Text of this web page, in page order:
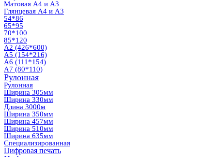
Матовая А4 и А3
Глянцевая А4 и А3
54*86
65*95
70*100
85*120
А2 (426*600)
А5 (154*216)
А6 (111*154)
А7 (80*110)
Рулонная
Рулонная
Ширина 305мм
Ширина 330мм
Длина 3000м
Ширина 350мм
Ширина 457мм
Ширина 510мм
Ширина 635мм
Специализированная
Цифровая печать